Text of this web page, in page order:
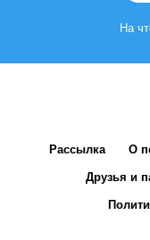
На
Рассылка О
Друзья и